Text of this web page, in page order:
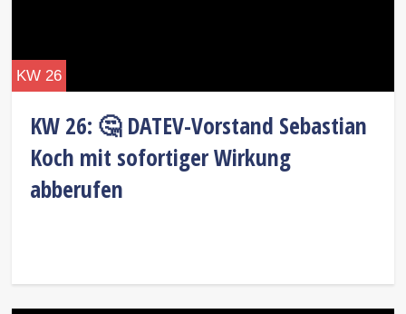
KW 26: 🤔 DATEV-Vorstand Sebastian
Koch mit sofortiger Wirkung
abberufen
KW 26